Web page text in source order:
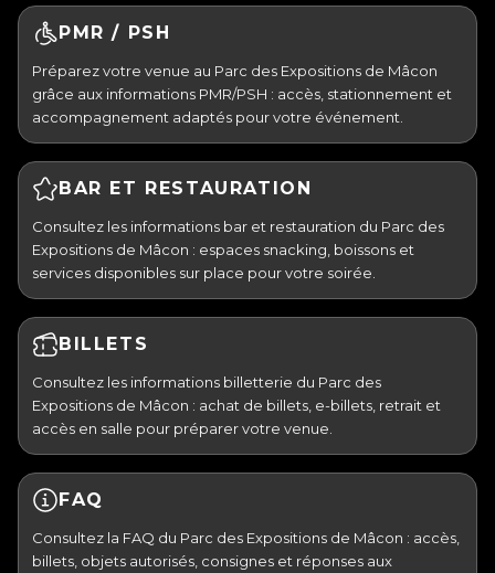
PMR / PSH
Préparez votre venue au Parc des Expositions de Mâcon
grâce aux informations PMR/PSH : accès, stationnement et
accompagnement adaptés pour votre événement.
BAR ET RESTAURATION
Consultez les informations bar et restauration du Parc des
Expositions de Mâcon : espaces snacking, boissons et
services disponibles sur place pour votre soirée.
BILLETS
Consultez les informations billetterie du Parc des
Expositions de Mâcon : achat de billets, e-billets, retrait et
accès en salle pour préparer votre venue.
FAQ
Consultez la FAQ du Parc des Expositions de Mâcon : accès,
billets, objets autorisés, consignes et réponses aux